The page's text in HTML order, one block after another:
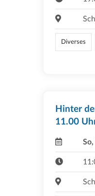
Diverses
Hinter
11.00